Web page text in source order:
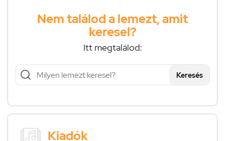
Nem találod a lemezt, amit
keresel?
Itt megtalálod:
Keresés
Kiadók